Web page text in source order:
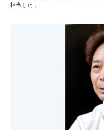
担当した 。